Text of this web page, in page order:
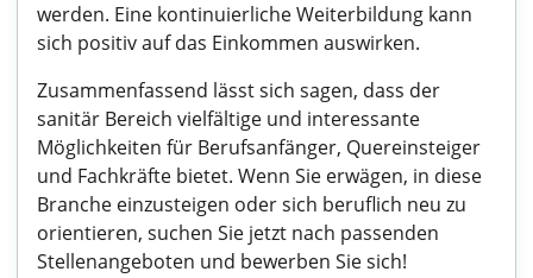
werden. Eine kontinuierliche Weiterbildung kann
sich positiv auf das Einkommen auswirken.
Zusammenfassend lässt sich sagen, dass der
sanitär Bereich vielfältige und interessante
Möglichkeiten für Berufsanfänger, Quereinsteiger
und Fachkräfte bietet. Wenn Sie erwägen, in diese
Branche einzusteigen oder sich beruflich neu zu
orientieren, suchen Sie jetzt nach passenden
Stellenangeboten und bewerben Sie sich!